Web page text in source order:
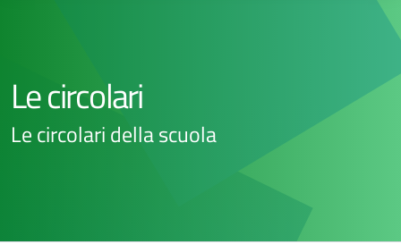
Le circolari
Le circolari della scuola